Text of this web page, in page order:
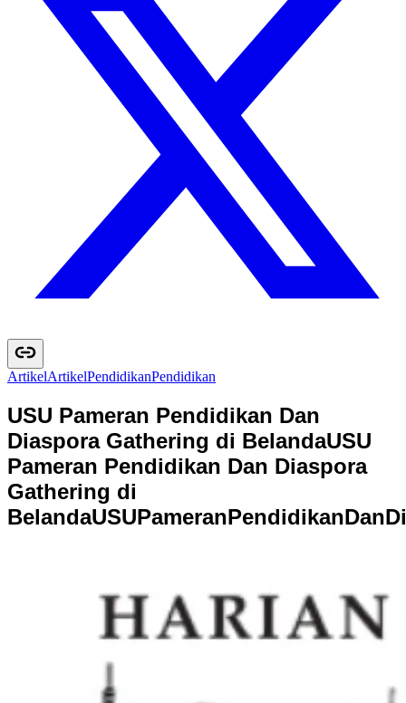
ArtikelArtikelPendidikanPendidikan
USU Pameran Pendidikan Dan
Diaspora Gathering di BelandaUSU
Pameran Pendidikan Dan Diaspora
Gathering di
BelandaUSUPameranPendidikanDanDi